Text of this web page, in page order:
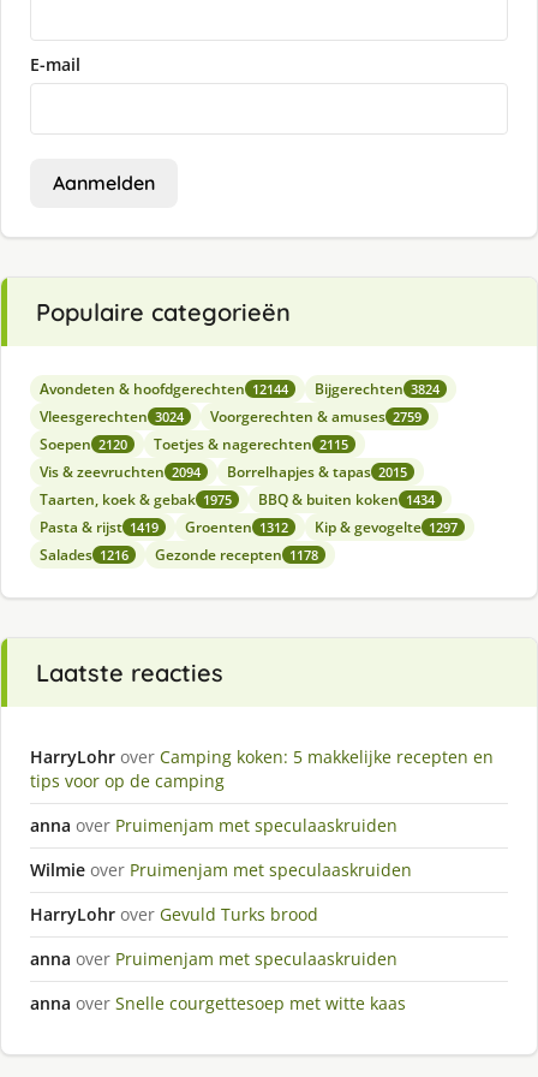
E-mail
Aanmelden
Populaire categorieën
Avondeten & hoofdgerechten 12144 Bijgerechten 3824
Vleesgerechten 3024 Voorgerechten & amuses 2759
Soepen 2120 Toetjes & nagerechten 2115
Vis & zeevruchten 2094 Borrelhapjes & tapas 2015
Taarten, koek & gebak 1975 BBQ & buiten koken 1434
Pasta & rijst 1419 Groenten 1312 Kip & gevogelte 1297
Salades 1216 Gezonde recepten 1178
Laatste reacties
HarryLohr over Camping koken: 5 makkelijke recepten en
tips voor op de camping
anna over Pruimenjam met speculaaskruiden
Wilmie over Pruimenjam met speculaaskruiden
HarryLohr over Gevuld Turks brood
anna over Pruimenjam met speculaaskruiden
anna over Snelle courgettesoep met witte kaas